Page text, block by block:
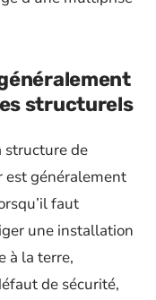
structurels
structure de
est généralement
faut
une installation
à la terre,
de sécurité,